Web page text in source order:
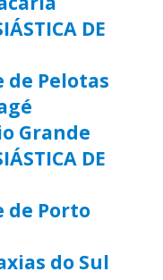
DE
Pelotas
Grande
DE
de Porto
do Sul